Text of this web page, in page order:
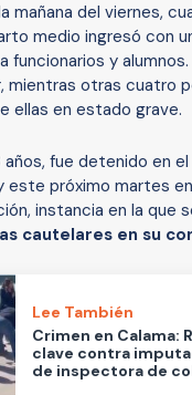
mañana del viernes,
medio ingresó con
funcionarios y
mientras otras cuatro
ellas en estado grave.
años, fue detenido en
próximo martes
instancia en la que
cautelares en su
Lee También
Crimen en Calama:
clave contra
de inspectora de